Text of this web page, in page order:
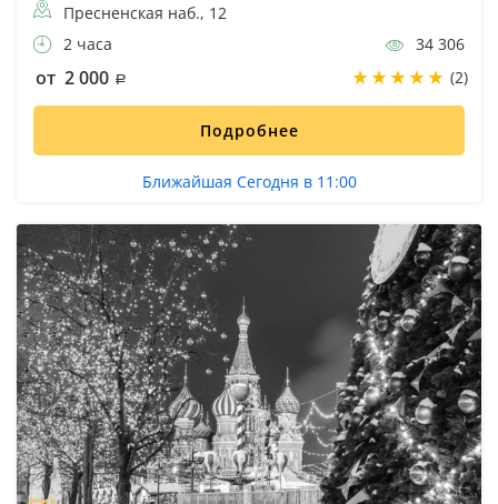
Пресненская наб., 12
2 часа
34 306
от 2 000 (2)
Подробнее
Ближайшая Сегодня в 11:00